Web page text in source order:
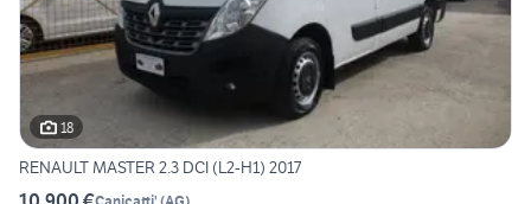
18
RENAULT MASTER 2.3 DCI (L2-H1) 2017